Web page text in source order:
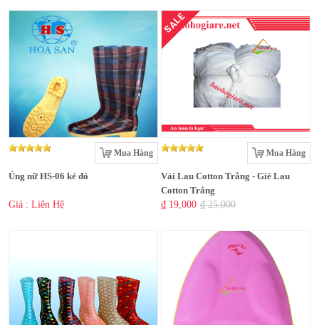
Mua Hàng
Ủng nữ HS-06 kẻ đỏ
Giá : Liên Hệ
SALE
Mua Hàng
Vải Lau Cotton Trắng - Giẻ Lau
Cotton Trắng
₫ 19,000 ₫ 25,000